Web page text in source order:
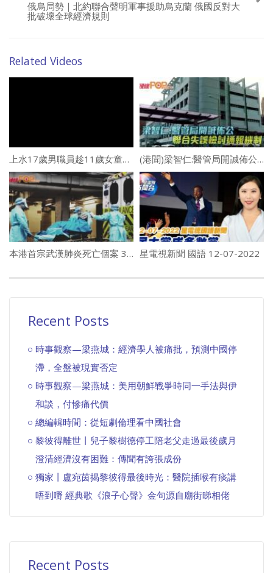
俄烏局勢｜北約聯合聲明軍事援助烏克蘭 俄國反對大
批破壞全球經濟規則
Related Videos
上水17歲男職員趁11歲女童揀零食 施「鹹豬手」反手摸臀當場斷正｜天眼直擊 (港聞)梁智仁:醫管局開誠佈公 聯合失誤檢討通報機制
本港首宗武漢肺炎死亡個案 39歲黃埔男患者不治 星電視新聞 國語 12-07-2022
Recent Posts
時事觀察—梁燕城：經濟學人被痛批，預測中國停
滯，全盤被現實否定
時事觀察—梁燕城：美用朝鮮戰爭時同一手法與伊
和談，付慘痛代價
總編輯時間：從短劇倫理看中國社會
黎彼得離世丨兒子黎樹德停工陪老父走過最後歲月
澄清經濟沒有困難：傳聞有誇張成份
獨家丨盧宛茵揭黎彼得最後時光：醫院插喉有痰講
唔到嘢 經典歌《浪子心聲》金句源自廟街睇相佬
Recent Posts